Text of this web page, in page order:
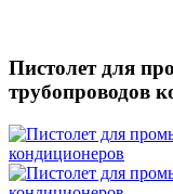
Пистолет для
трубопроводов